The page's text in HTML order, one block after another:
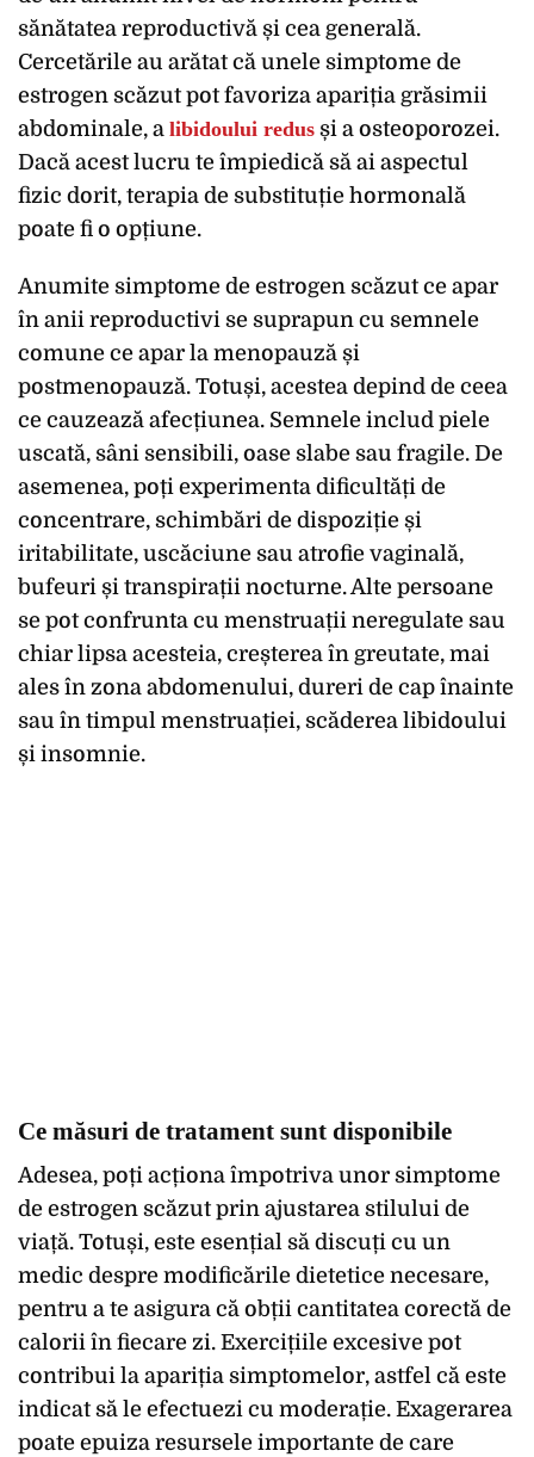
sănătatea reproductivă și cea generală.
Cercetările au arătat că unele simptome de
estrogen scăzut pot favoriza apariția grăsimii
abdominale, a libidoului redus și a osteoporozei.
Dacă acest lucru te împiedică să ai aspectul
fizic dorit, terapia de substituție hormonală
poate fi o opțiune.
Anumite simptome de estrogen scăzut ce apar
în anii reproductivi se suprapun cu semnele
comune ce apar la menopauză și
postmenopauză. Totuși, acestea depind de ceea
ce cauzează afecțiunea. Semnele includ piele
uscată, sâni sensibili, oase slabe sau fragile. De
asemenea, poți experimenta dificultăți de
concentrare, schimbări de dispoziție și
iritabilitate, uscăciune sau atrofie vaginală,
bufeuri și transpirații nocturne. Alte persoane
se pot confrunta cu menstruații neregulate sau
chiar lipsa acesteia, creșterea în greutate, mai
ales în zona abdomenului, dureri de cap înainte
sau în timpul menstruației, scăderea libidoului
și insomnie.
Ce măsuri de tratament sunt disponibile
Adesea, poți acționa împotriva unor simptome
de estrogen scăzut prin ajustarea stilului de
viață. Totuși, este esențial să discuți cu un
medic despre modificările dietetice necesare,
pentru a te asigura că obții cantitatea corectă de
calorii în fiecare zi. Exercițiile excesive pot
contribui la apariția simptomelor, astfel că este
indicat să le efectuezi cu moderație. Exagerarea
poate epuiza resursele importante de care